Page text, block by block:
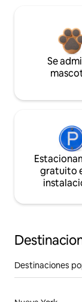
Se
gratuito
Destinaciones